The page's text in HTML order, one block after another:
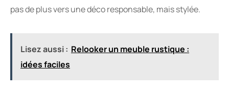
pas de plus vers une déco responsable, mais stylée.
Lisez aussi : Relooker un meuble rustique :
idées faciles